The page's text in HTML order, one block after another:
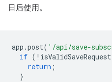
日后使用。
app .post( '/api/save-
if ( ! isValidSaveRequest
return ;
}